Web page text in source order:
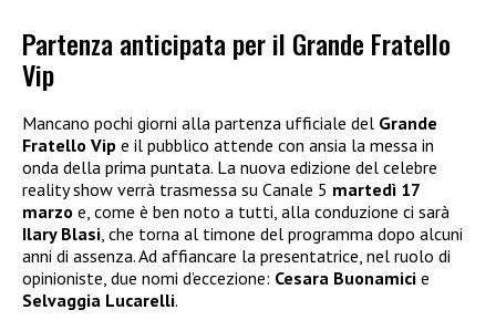
Partenza anticipata per il Grande Fratello
Vip
Mancano pochi giorni alla partenza ufficiale del Grande
Fratello Vip e il pubblico attende con ansia la messa in
onda della prima puntata. La nuova edizione del celebre
reality show verrà trasmessa su Canale 5 martedì 17
marzo e, come è ben noto a tutti, alla conduzione ci sarà
Ilary Blasi, che torna al timone del programma dopo alcuni
anni di assenza. Ad affiancare la presentatrice, nel ruolo di
opinioniste, due nomi d’eccezione: Cesara Buonamici e
Selvaggia Lucarelli.